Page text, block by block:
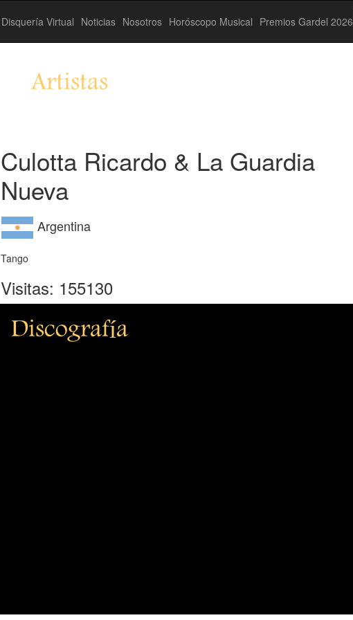
Disquería Virtual Noticias Nosotros Horóscopo Musical Premios Gardel 2026
Artistas
Culotta Ricardo & La Guardia
Nueva
Argentina
Tango
Visitas: 155130
Discografía